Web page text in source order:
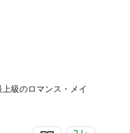
級のロマンス・メイ